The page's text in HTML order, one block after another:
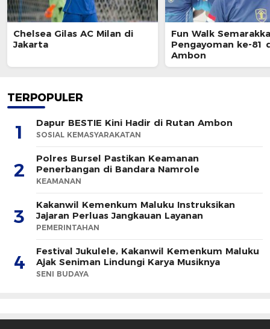
Chelsea Gilas AC Milan di
Jakarta
Fun Walk
Pengayoman ke-81
Ambon
TERPOPULER
1 Dapur BESTIE Kini Hadir di Rutan Ambon
SOSIAL KEMASYARAKATAN
2
Polres Bursel Pastikan Keamanan
Penerbangan di Bandara Namrole
KEAMANAN
3
Kakanwil Kemenkum Maluku Instruksikan
Jajaran Perluas Jangkauan Layanan
PEMERINTAHAN
4
Festival Jukulele, Kakanwil Kemenkum Maluku
Ajak Seniman Lindungi Karya Musiknya
SENI BUDAYA